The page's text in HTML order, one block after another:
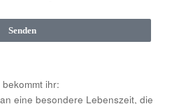
Senden
bekommt ihr:
eine besondere Lebenszeit, die